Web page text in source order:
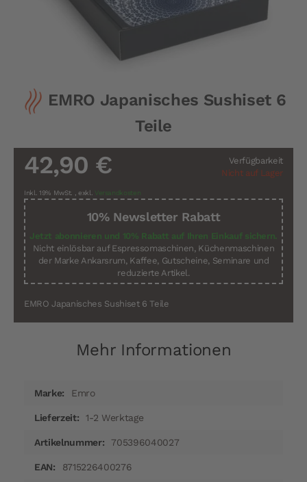
Anfang
der
EMRO Japanisches Sushiset 6
Teile
Verfügbarkeit
Nicht auf Lager
42,90 €
Inkl. 19% MwSt. , exkl. Versandkosten
10% Newsletter Rabatt
Jetzt abonnieren und 10% Rabatt auf Ihren Einkauf sichern.
Nicht einlösbar auf Espressomaschinen, Küchenmaschinen
der Marke Ankarsrum, Kaffee, Gutscheine, Seminare und
reduzierte Artikel.
EMRO Japanisches Sushiset 6 Teile
Mehr Informationen
InformationenEmro
1-2 Werktage
705396040027
8715226400276